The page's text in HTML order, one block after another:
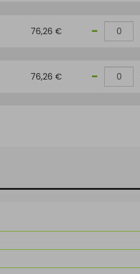
76,26 € -
76,26 € -